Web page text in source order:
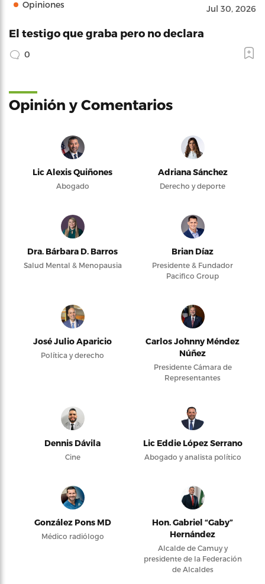
Opiniones Jul 30, 2026
El testigo que graba pero no declara
0
Opinión y Comentarios
Lic Alexis Quiñones
Abogado
Adriana Sánchez
Derecho y deporte
Dra. Bárbara D. Barros
Salud Mental & Menopausia
Brian Díaz
Presidente & Fundador
Pacifico Group
José Julio Aparicio
Política y derecho
Carlos Johnny Méndez
Núñez
Presidente Cámara de
Representantes
Dennis Dávila
Cine
Lic Eddie López Serrano
Abogado y analista político
González Pons MD
Médico radiólogo
Hon. Gabriel “Gaby”
Hernández
Alcalde de Camuy y
presidente de la Federación
de Alcaldes